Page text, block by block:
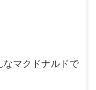
マクドナルドで